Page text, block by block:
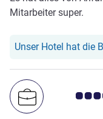
Mitarbeiter super.
Unser Hotel hat die
Note